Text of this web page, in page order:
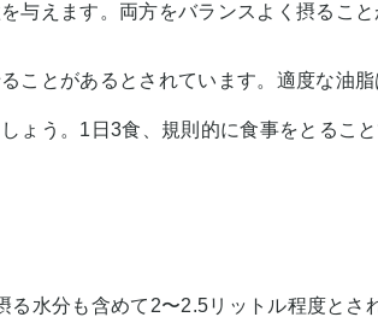
与えます。両方をバランスよく摂ること
ことがあるとされています。適度な油
ょう。1日3食、規則的に食事をとるこ
水分も含めて2〜2.5リットル程度とさ